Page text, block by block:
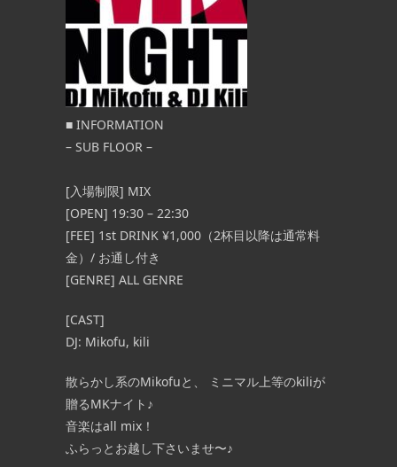
■ INFORMATION
– SUB FLOOR –
[入場制限] MIX
[OPEN] 19:30 – 22:30
[FEE] 1st DRINK ¥1,000（2杯目以降は通常料
金）/ お通し付き
[GENRE] ALL GENRE
[CAST]
DJ: Mikofu, kili
散らかし系のMikofuと、 ミニマル上等のkiliが
贈るMKナイト♪
音楽はall mix！
ふらっとお越し下さいませ〜♪